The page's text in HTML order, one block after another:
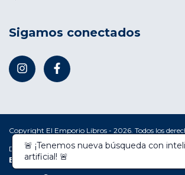
Sigamos conectados
Copyright El Emporio Libros - 2026. Todos los
Defensa de las y los consumidores. Para reclamos
Botón de arrepentimiento
🚨 ¡Tenemos nueva búsqueda con
artificial! 🚨